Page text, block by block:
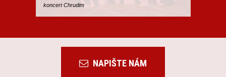
koncert Chrudim
NAPIŠTE NÁM